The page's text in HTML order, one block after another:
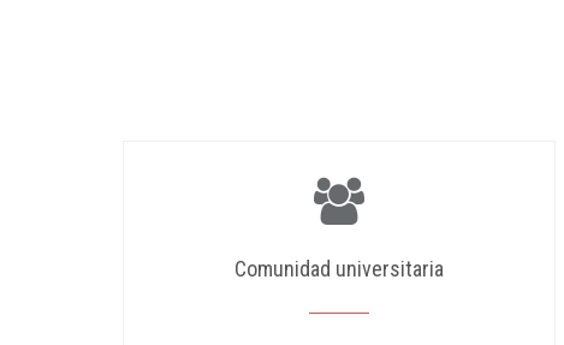
Comunidad universitaria